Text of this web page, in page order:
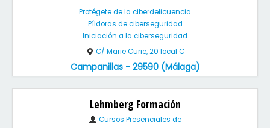
Protégete de la ciberdelicuencia
Píldoras de ciberseguridad
Iniciación a la ciberseguridad
C/ Marie Curie, 20 local C
Campanillas - 29590 (Málaga)
Lehmberg Formación
Cursos Presenciales de